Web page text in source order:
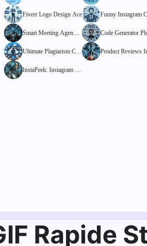
Fiverr Logo Design Ace
Funny Instagram
Smart Meeting Agenda
Code Generator
Ultimate Plagiarism Che
Product Reviews
InstaPeek: Instagram St
Rapide